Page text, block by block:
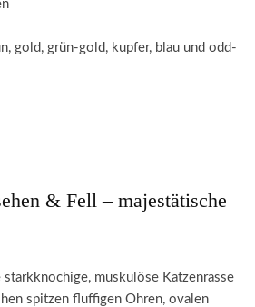
gold, grün-gold, kupfer, blau und odd-
& Fell – majestätische
muskulöse Katzenrasse
spitzen fluffigen Ohren, ovalen